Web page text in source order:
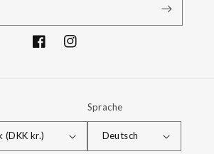
FacebookInstagram
(DKK kr.)
Sprache
Deutsch